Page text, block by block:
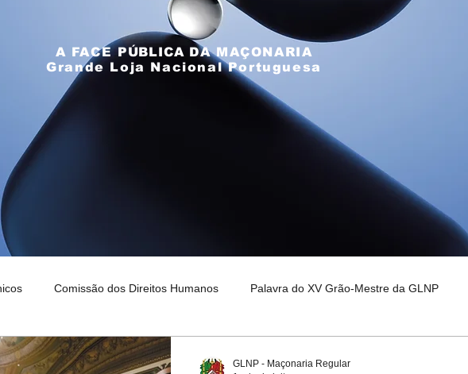
A FACEPÚBLICA DA MAÇONARIA
Grande Loja Nacional Portuguesa
Comissão dos Direitos Humanos Palavra do XV Grão-Mestre da GLNP
XVI Grão-Mestre
GLNP - Maçonaria Regular